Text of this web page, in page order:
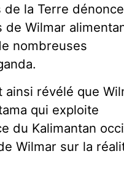
la Terre
Wilmar
nombreuses
ainsi révélé que
qui exploite
du Kalimantan
Wilmar sur la